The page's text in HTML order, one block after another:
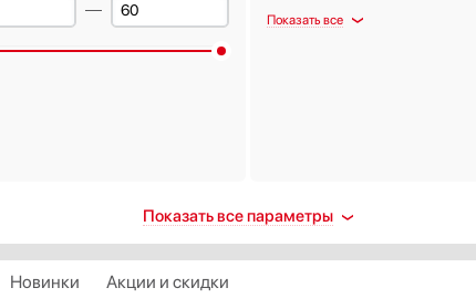
Показать все
Количество индукционных
конфорок
1
Показать все параметры
Новинки Акции и скидки